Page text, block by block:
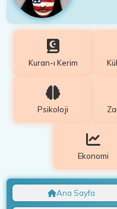
Kuran-ı Kerim
Psikoloji
Ekonomi
Ana Sayfa